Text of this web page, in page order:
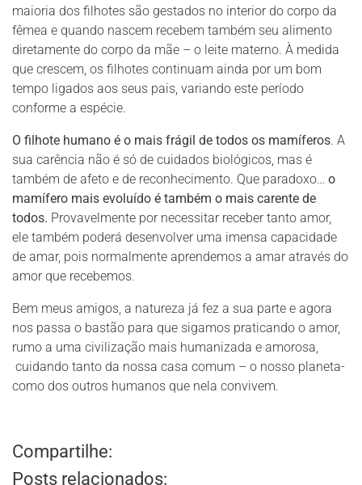
maioria dos filhotes são gestados no interior do corpo da
fêmea e quando nascem recebem também seu alimento
diretamente do corpo da mãe – o leite materno. À medida
que crescem, os filhotes continuam ainda por um bom
tempo ligados aos seus pais, variando este período
conforme a espécie.
O filhote humano é o mais frágil de todos os mamíferos. A
sua carência não é só de cuidados biológicos, mas é
também de afeto e de reconhecimento. Que paradoxo… o
mamífero mais evoluído é também o mais carente de
todos. Provavelmente por necessitar receber tanto amor,
ele também poderá desenvolver uma imensa capacidade
de amar, pois normalmente aprendemos a amar através do
amor que recebemos.
Bem meus amigos, a natureza já fez a sua parte e agora
nos passa o bastão para que sigamos praticando o amor,
rumo a uma civilização mais humanizada e amorosa,
cuidando tanto da nossa casa comum – o nosso planeta-
como dos outros humanos que nela convivem.
Compartilhe:
Posts relacionados: